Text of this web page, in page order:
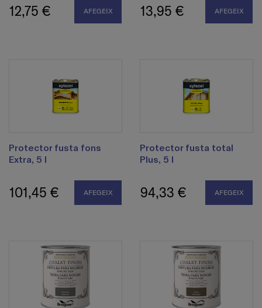
12,75 € AFEGEIX 13,95 € AFEGEIX
Protector fusta fons
Extra, 5 l
101,45 € AFEGEIX
Protector fusta total
Plus, 5 l
94,33 € AFEGEIX